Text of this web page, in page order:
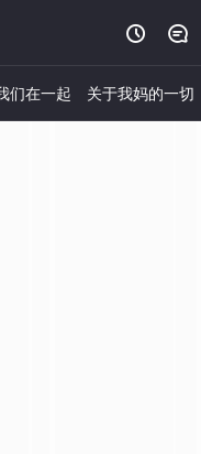
 
们在一起 关于我妈的一切